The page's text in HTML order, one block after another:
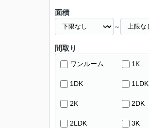
面積
～
間取り
ワンルーム 1K
1DK 1LDK
2K 2DK
2LDK 3K